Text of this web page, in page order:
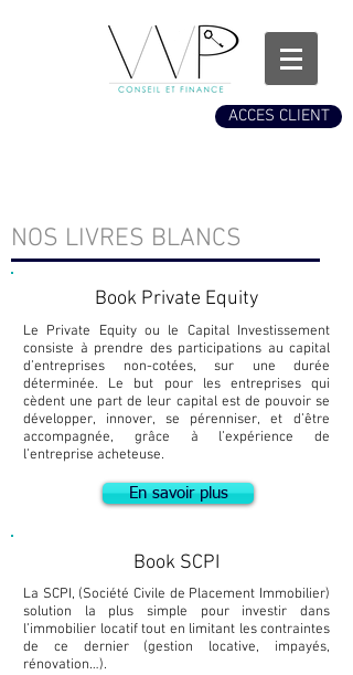
ACCES CLIENT
NOS LIVRES BLANCS
Book Private Equity
Le Private Equity ou le Capital Investissement
consiste à prendre des participations au capital
d’entreprises non-cotées, sur une durée
déterminée. Le but pour les entreprises qui
cèdent une part de leur capital est de pouvoir se
développer, innover, se pérenniser, et d’être
accompagnée, grâce à l’expérience de
l’entreprise acheteuse.
En savoir plus
Book SCPI
La SCPI, (Société Civile de Placement Immobilier)
solution la plus simple pour investir dans
l’immobilier locatif tout en limitant les contraintes
de ce dernier (gestion locative, impayés,
rénovation…).